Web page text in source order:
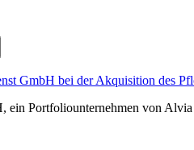
GmbH bei der Akquisition des
Portfoliounternehmen von